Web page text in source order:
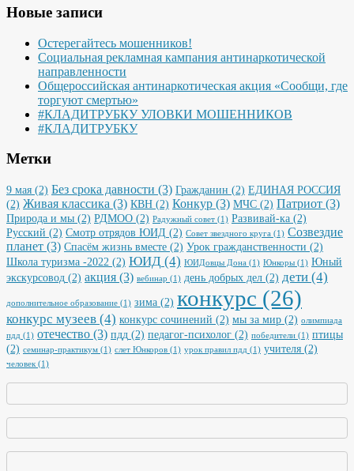
Новые записи
Остерегайтесь мошенников!
Социальная рекламная кампания антинаркотической
направленности
Общероссийская антинаркотическая акция «Сообщи, где
торгуют смертью»
#КЛАДИТРУБКУ УЛОВКИ МОШЕННИКОВ
#КЛАДИТРУБКУ
Метки
9 мая (2) Без срока давности (3) Гражданин (2) ЕДИНАЯ РОССИЯ
(2) Живая классика (3) КВН (2) Конкур (3) МЧС (2) Патриот (3)
Природа и мы (2) РДМОО (2) Радужный совет (1) Развивай-ка (2)
Русский (2) Смотр отрядов ЮИД (2) Совет звездного круга (1) Созвездие
планет (3) Спасём жизнь вместе (2) Урок гражданственности (2)
Школа туризма -2022 (2) ЮИД (4) ЮИДовцы Дона (1) Юнкоры (1) Юный
экскурсовод (2) акция (3) вебинар (1) день добрых дел (2) дети (4)
дополнительное образование (1) зима (2) конкурс (26)
конкурс музеев (4) конкурс сочинений (2) мы за мир (2) олимпиада
пдд (1) отечество (3) пдд (2) педагог-психолог (2) победители (1) птицы
(2) семинар-практикум (1) слет Юнкоров (1) урок правил пдд (1) учителя (2)
человек (1)